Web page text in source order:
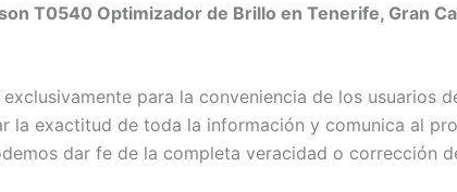
T0540 Optimizador de Brillo en Tenerife, Gran
para la conveniencia de los usuarios
la exactitud de toda la información y comunica al
dar fe de la completa veracidad o corrección